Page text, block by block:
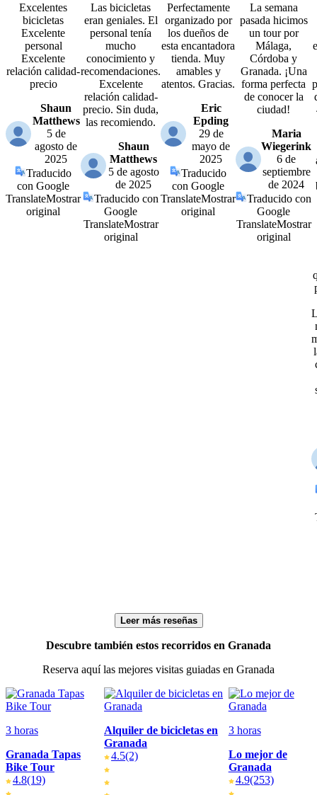
Excelentes
bicicletas
Excelente
personal
Excelente
relación calidad-
precio
Shaun
Matthews
5 de
agosto de
2025
Traducido
con Google
TranslateMostrar
original
Las bicicletas
eran geniales. El
personal tenía
mucho
conocimiento y
recomendaciones.
Excelente
relación calidad-
precio. Sin duda,
las recomiendo.
Shaun
Matthews
5 de agosto
de 2025
Traducido con
Google
TranslateMostrar
original
Perfectamente
organizado por
los dueños de
esta encantadora
tienda. Muy
amables y
atentos. Gracias.
Eric
Epding
29 de
mayo de
2025
Traducido
con Google
TranslateMostrar
original
La semana
pasada hicimos
un tour por
Málaga,
Córdoba y
Granada. ¡Una
forma perfecta
de conocer la
ciudad!
Maria
Wiegerink
6 de
septiembre
de 2024
Traducido con
Google
TranslateMostrar
original
Leer más reseñas
Descubre también estos recorridos en Granada
Reserva aquí las mejores visitas guiadas en Granada
3 horas
Granada Tapas
Bike Tour
4.8(19)
Alquiler de bicicletas en
Granada
4.5(2)
3 horas
Lo mejor de
Granada
4.9(253)